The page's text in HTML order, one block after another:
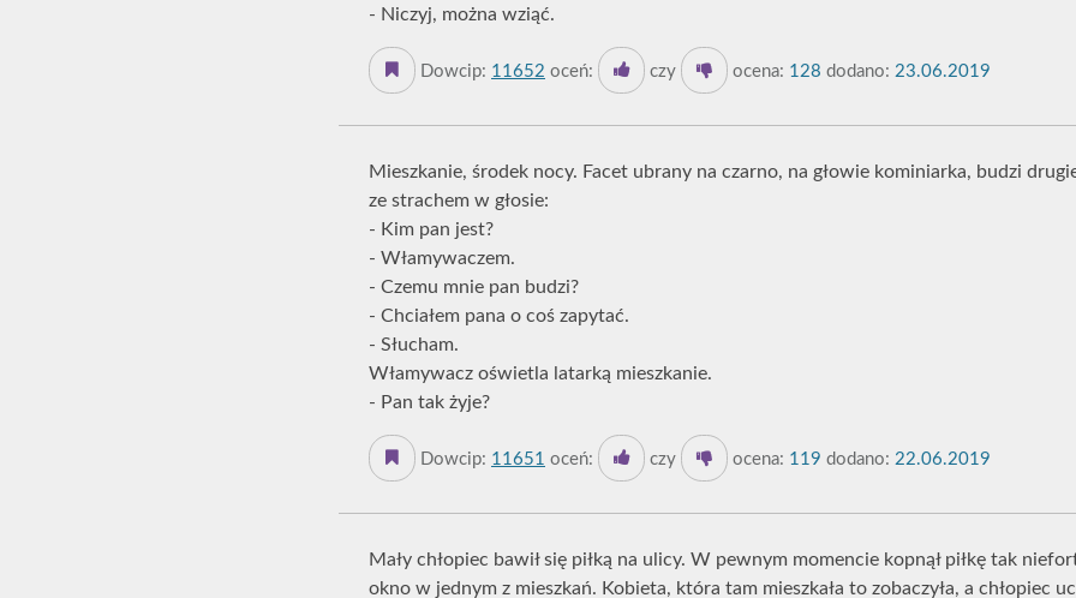
- Niczyj, można wziąć.
Dowcip: 11652 oceń: czy ocena: 128 dodano: 23.06.2019
Mieszkanie, środek nocy. Facet ubrany na czarno, na głowie kominiarka, budzi
ze strachem w głosie:
- Kim pan jest?
- Włamywaczem.
- Czemu mnie pan budzi?
- Chciałem pana o coś zapytać.
- Słucham.
Włamywacz oświetla latarką mieszkanie.
- Pan tak żyje?
Dowcip: 11651 oceń: czy ocena: 119 dodano: 22.06.2019
Mały chłopiec bawił się piłką na ulicy. W pewnym momencie kopnął piłkę tak
okno w jednym z mieszkań. Kobieta, która tam mieszkała to zobaczyła, a chłopiec